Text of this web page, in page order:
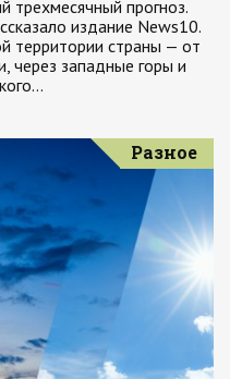
трехмесячный прогноз.
издание News10.
территории страны — от
через западные горы и
Разное